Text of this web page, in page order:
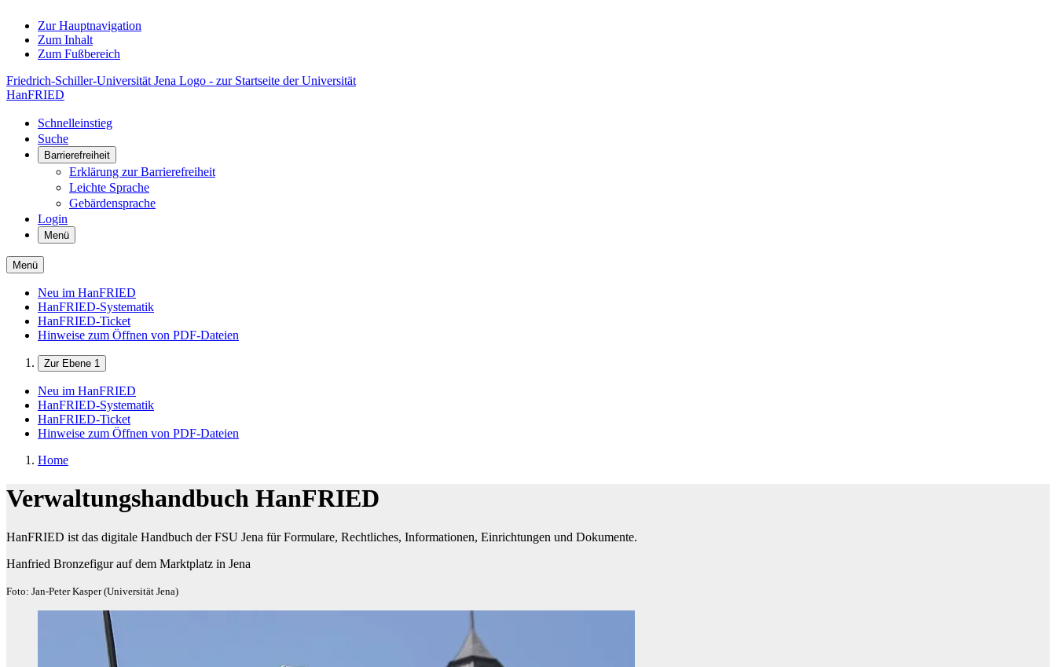
Zur Hauptnavigation
Zum Inhalt
Zum Fußbereich
Friedrich-Schiller-Universität Jena Logo - zur Startseite der Universität
HanFRIED
Schnelleinstieg
Suche
Barrierefreiheit
Erklärung zur Barrierefreiheit
Leichte Sprache
Gebärdensprache
Login
Menü
Menü
Neu im HanFRIED
HanFRIED-Systematik
HanFRIED-Ticket
Hinweise zum Öffnen von PDF-Dateien
Zur Ebene 1
Neu im HanFRIED
HanFRIED-Systematik
HanFRIED-Ticket
Hinweise zum Öffnen von PDF-Dateien
Home
Verwaltungshandbuch HanFRIED
HanFRIED ist das digitale Handbuch der FSU Jena für Formulare, Rechtliches, Informationen, Einrichtungen und Dokumente.
Hanfried Bronzefigur auf dem Marktplatz in Jena
Foto: Jan-Peter Kasper (Universität Jena)